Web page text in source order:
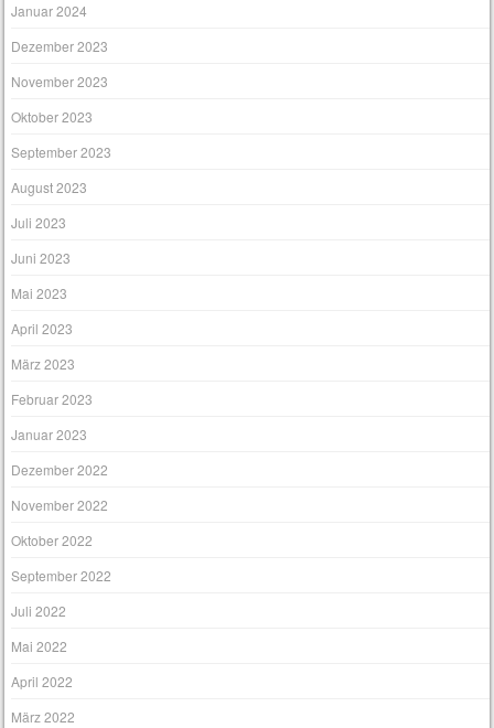
Januar 2024
Dezember 2023
November 2023
Oktober 2023
September 2023
August 2023
Juli 2023
Juni 2023
Mai 2023
April 2023
März 2023
Februar 2023
Januar 2023
Dezember 2022
November 2022
Oktober 2022
September 2022
Juli 2022
Mai 2022
April 2022
März 2022